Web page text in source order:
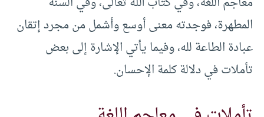
المطهرة، فوجدته معنى أوسع وأشمل من مجرد إتقان
عبادة الطاعة لله، وفيما يأتي الإشارة إلى بعض
تأملات في دلالة كلمة الإحسان.